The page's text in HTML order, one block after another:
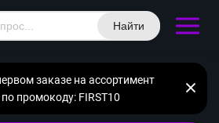
Найти
заказе на ассортимент
промокоду: FIRST10